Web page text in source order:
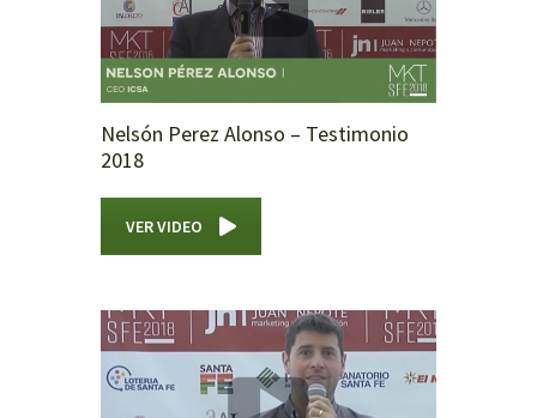
Nelsón Perez Alonso – Testimonio
2018
VER VIDEO